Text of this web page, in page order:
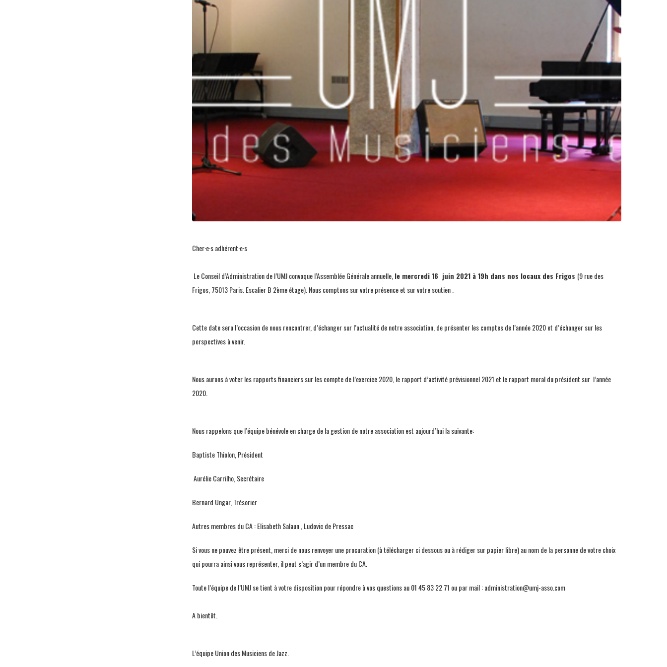
Cher·e·s adhérent·e·s
Le Conseil d’Administration de l’UMJ convoque l’Assemblée Générale annuelle, le mercredi 16 juin 2021 à 19h dans nos locaux des Frigos (9 rue des
Frigos, 75013 Paris. Escalier B 2ème étage). Nous comptons sur votre présence et sur votre soutien .
Cette date sera l’occasion de nous rencontrer, d’échanger sur l’actualité de notre association, de présenter les comptes de l’année 2020 et d’échanger sur les
perspectives à venir.
Nous aurons à voter les rapports financiers sur les compte de l’exercice 2020, le rapport d’activité prévisionnel 2021 et le rapport moral du président sur l’année
2020.
Nous rappelons que l’équipe bénévole en charge de la gestion de notre association est aujourd’hui la suivante:
Baptiste Thiolon, Président
Aurélie Carrilho, Secrétaire
Bernard Ungar, Trésorier
Autres membres du CA : Elisabeth Salaun , Ludovic de Pressac
Si vous ne pouvez être présent, merci de nous renvoyer une procuration (à télécharger ci dessous ou à rédiger sur papier libre) au nom de la personne de votre choix
qui pourra ainsi vous représenter, il peut s’agir d’un membre du CA.
Toute l’équipe de l’UMJ se tient à votre disposition pour répondre à vos questions au 01 45 83 22 71 ou par mail : administration@umj-asso.com
A bientôt.
L’équipe Union des Musiciens de Jazz.